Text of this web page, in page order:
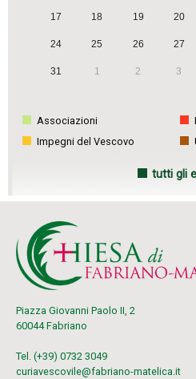
17 18 19 20
24 25 26 27
31 1 2 3
Associazioni
Impegni del Vescovo
tutti gli
Piazza Giovanni Paolo II, 2
60044 Fabriano
Tel. (+39) 0732 3049
curiavescovile@fabriano-matelica.it